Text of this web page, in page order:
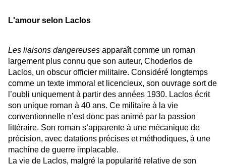
L'amour selon Laclos
Les liaisons dangereuses apparaît comme un roman
largement plus connu que son auteur, Choderlos de
Laclos, un obscur officier militaire. Considéré longtemps
comme un texte immoral et licencieux, son ouvrage sort de
l’oubli uniquement à partir des années 1930. Laclos écrit
son unique roman à 40 ans. Ce militaire à la vie
conventionnelle n’est donc pas animé par la passion
littéraire. Son roman s’apparente à une mécanique de
précision, avec datations précises et méthodiques, à une
machine de guerre implacable.
La vie de Laclos, malgré la popularité relative de son